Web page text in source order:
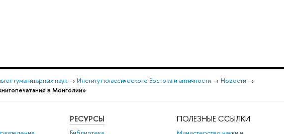
гуманитарных наук → Институт классического Востока и античности → Новости →
в Монголии»
РЕСУРСЫ ПОЛЕЗНЫЕ ССЫЛКИ